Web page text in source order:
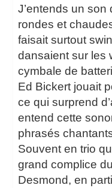
J’entends un
rondes et
faisait surtout
dansaient sur les
cymbale de
Ed Bickert jouait
ce qui surprend
entend cette
phrasés
Souvent en trio
grand complice
Desmond, en